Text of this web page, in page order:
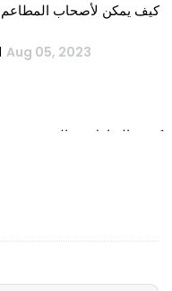
كيف يمكن لأصحاب المطاعم
Aug 05, 2023
كيفية التعامل مع التحرش